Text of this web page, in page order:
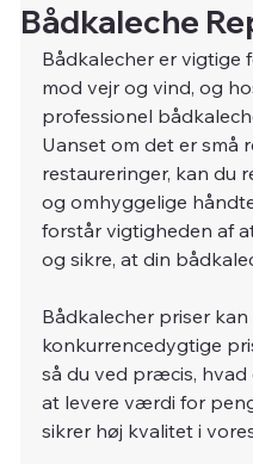
Bådkaleche
Bådkalecher er vigtige
mod vejr og vind, og
professionel
Uanset om det er små
restaureringer, kan du
og omhyggelige
forstår vigtigheden af
og sikre, at din
Bådkalecher priser
konkurrencedygtige
så du ved præcis, hvad
at levere værdi for
sikrer høj kvalitet i